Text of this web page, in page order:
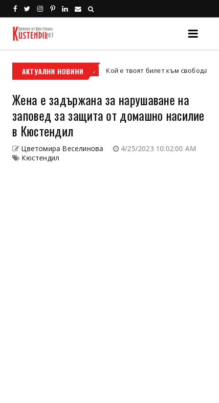
АКТУАЛНИ НОВИНИ
кросов мотор Кой е твоят билет към свободата –
Жена е задържана за нарушаване на
заповед за защита от домашно насилие
в Кюстендил
Цветомира Веселинова
4/25/2023 10:02:00 AM
Кюстендил